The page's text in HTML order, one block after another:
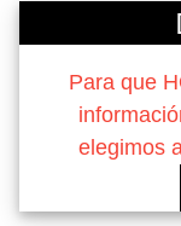
Para que
elegimos